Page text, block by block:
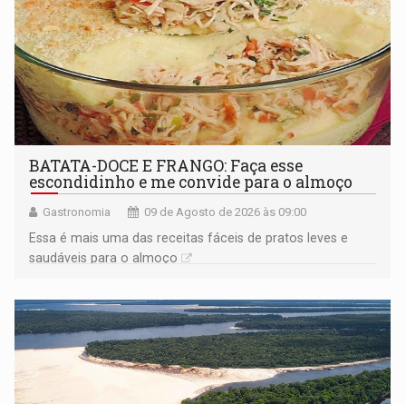
BATATA-DOCE E FRANGO: Faça esse
escondidinho e me convide para o almoço
Gastronomia 09 de Agosto de 2026 às 09:00
Essa é mais uma das receitas fáceis de pratos leves e
saudáveis para o almoço